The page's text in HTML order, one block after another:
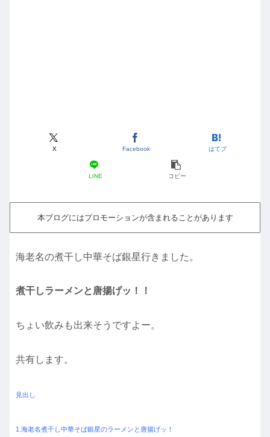
X Facebook はてブ
LINE コピー
本ブログにはプロモーションが含まれることがあります
海老名の煮干し中華そば銀星行きました。
煮干しラーメンと唐揚げッ！！
ちょい飲みも出来そうですよー。
共有します。
見出し
1.海老名煮干し中華そば銀星のラーメンと唐揚げッ！